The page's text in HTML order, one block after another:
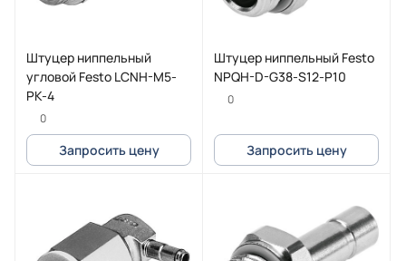
Штуцер ниппельный
угловой Festo LCNH-M5-
PK-4
0
Запросить цену
Штуцер ниппельный Festo
NPQH-D-G38-S12-P10
0
Запросить цену